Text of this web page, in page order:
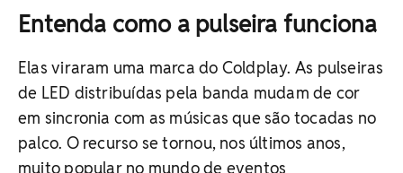
Entenda como a pulseira funciona
Elas viraram uma marca do Coldplay. As pulseiras
de LED distribuídas pela banda mudam de cor
em sincronia com as músicas que são tocadas no
palco. O recurso se tornou, nos últimos anos,
muito popular no mundo de eventos